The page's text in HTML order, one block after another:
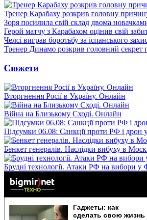
Тренер Карабаху розкрив головну
Зоря посилила свій склад двома
Герой матчу з Карабахом оцінив свій
Челсі виграв боротьбу за іспанського
Тренер Динамо розкрив головний секрет
Сюжети
Вторгнення Росії в Україну. Онлайн
Війна на Близькому Сході. Онлайн
Підсумки 06.08: Санкції проти РФ і дрон
Бенкет генералів. Наслідки вибуху в
Брудні технології. Атаки РФ на вибори у